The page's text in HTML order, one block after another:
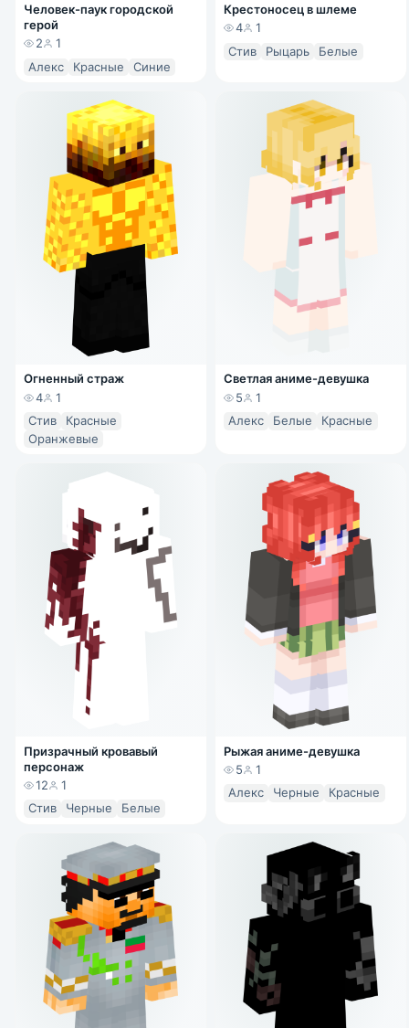
Человек-паук городской
герой
2
1
Алекс
Красные Синие
Крестоносец в шлеме
4
1
Стив
Рыцарь Белые
Огненный страж
4
1
Стив
Красные
Оранжевые
Светлая аниме-девушка
5
1
Алекс
Белые Красные
Призрачный кровавый
персонаж
12
1
Стив
Черные Белые
Рыжая аниме-девушка
5
1
Алекс
Черные Красные